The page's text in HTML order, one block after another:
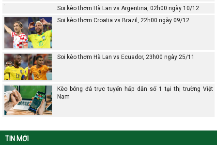
Soi kèo thơm Hà Lan vs Argentina, 02h00 ngày 10/12
Soi kèo thơm Croatia vs Brazil, 22h00 ngày 09/12
Soi kèo thơm Hà Lan vs Ecuador, 23h00 ngày 25/11
Kèo bóng đá trực tuyến hấp dẫn số 1 tại thị trường Việt
Nam
TIN MỚI